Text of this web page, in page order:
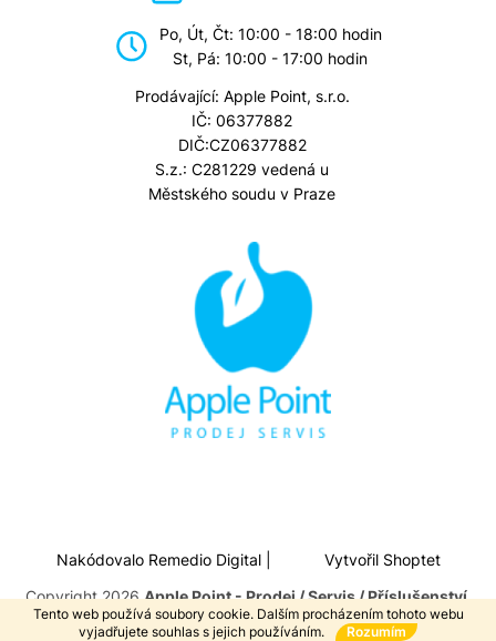
Tento web používá soubory cookie. Dalším procházením tohoto webu
vyjadřujete souhlas s jejich používáním.
Rozumím
Po, Út, Čt: 10:00 - 18:00 hodin
St, Pá: 10:00 - 17:00 hodin
Prodávající: Apple Point, s.r.o.
IČ: 06377882
DIČ:CZ06377882
S.z.: C281229 vedená u
Městského soudu v Praze
Nakódovalo Remedio Digital|
Vytvořil Shoptet
Copyright 2026Apple Point - Prodej / Servis / Příslušenství.
Všechna práva vyhrazena.